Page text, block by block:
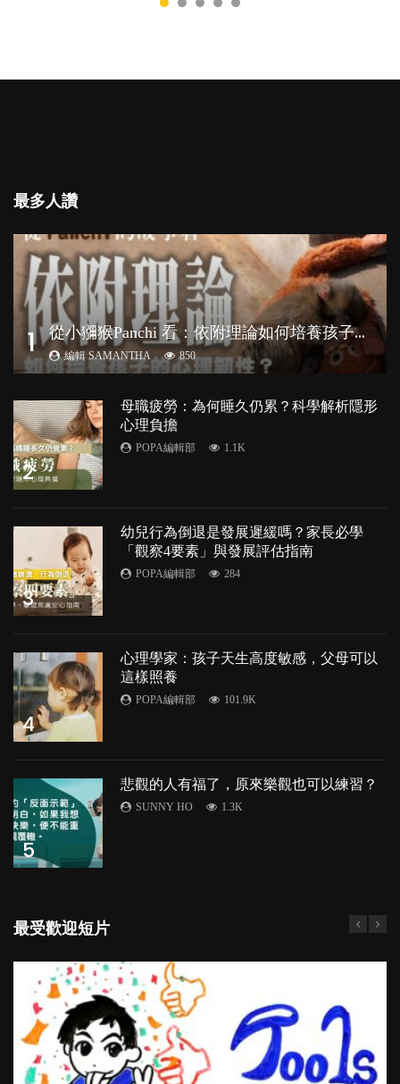
最多人讚
1 從
小獼猴Panchi 看：依附理論如何培養孩子心理韌性？
編輯 SAMANTHA 850
2
母職疲勞：為何睡久仍累？科學解析隱形
心理負擔
POPA編輯部 1.1K
3
幼兒行為倒退是發展遲緩嗎？家長必學
「觀察4要素」與發展評估指南
POPA編輯部 284
4
心理學家：孩子天生高度敏感，父母可以
這樣照養
POPA編輯部 101.9K
5
悲觀的人有福了，原來樂觀也可以練習？
SUNNY HO 1.3K
最受歡迎短片